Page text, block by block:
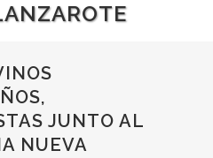
JUNTO AL
NUEVA